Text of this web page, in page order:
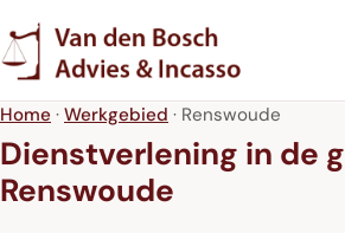
Home · Werkgebied · Renswoude
Dienstverlening in de
Renswoude